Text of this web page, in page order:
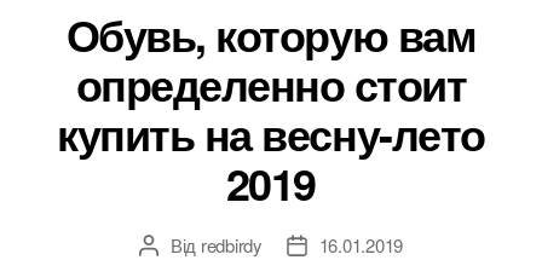
Обувь, которую вам
определенно стоит
купить на весну-лето
2019
Автор
Від redbirdy
Дата16.01.2019